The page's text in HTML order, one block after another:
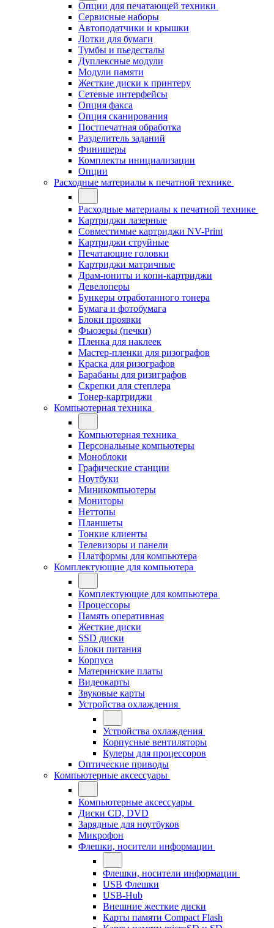
Опции для печатающей техники
Сервисные наборы
Автоподатчики и крышки
Лотки для бумаги
Тумбы и пьедесталы
Дуплексные модули
Модули памяти
Жесткие диски к принтеру
Сетевые интерфейсы
Опция факса
Опция сканирования
Постпечатная обработка
Разделитель заданий
Финишеры
Комплекты инициализации
Опции
Расходные материалы к печатной технике
Расходные материалы к печатной технике
Картриджи лазерные
Совместимые картриджи NV-Print
Картриджи струйные
Печатающие головки
Картриджи матричные
Драм-юниты и копи-картриджи
Девелоперы
Бункеры отработанного тонера
Бумага и фотобумага
Блоки проявки
Фьюзеры (печки)
Пленка для наклеек
Мастер-пленки для ризографов
Краска для ризографов
Барабаны для ризиграфов
Скрепки для степлера
Тонер-картриджи
Компьютерная техника
Компьютерная техника
Персональные компьютеры
Моноблоки
Графические станции
Ноутбуки
Миникомпьютеры
Мониторы
Неттопы
Планшеты
Тонкие клиенты
Телевизоры и панели
Платформы для компьютера
Комплектующие для компьютера
Комплектующие для компьютера
Процессоры
Память оперативная
Жесткие диски
SSD диски
Блоки питания
Корпуса
Материнские платы
Видеокарты
Звуковые карты
Устройства охлаждения
Устройства охлаждения
Корпусные вентиляторы
Кулеры для процессоров
Оптические приводы
Компьютерные аксессуары
Компьютерные аксессуары
Диски CD, DVD
Зарядные для ноутбуков
Микрофон
Флешки, носители информации
Флешки, носители информации
USB Флешки
USB-Hub
Внешние жесткие диски
Карты памяти Compact Flash